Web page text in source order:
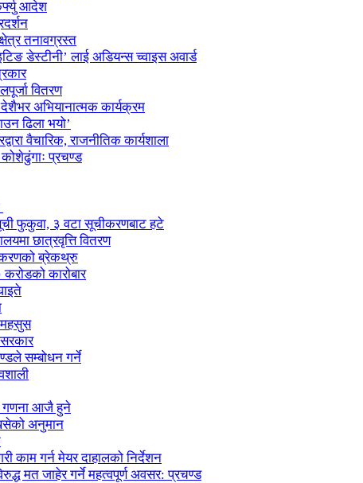
आदेश
तनावग्रस्त
डेस्टीनी’ लाई अडियन्स च्वाइस अवार्ड
वितरण
अभियानात्मक कार्यक्रम
ढिला भयो’
वैचारिक, राजनीतिक कार्यशाला
कोशेढुंगाः प्रचण्ड
फुकुवा, ३ वटा सूचीकरणबाट हटे
छात्रवृत्ति वितरण
ब्रेकथ्रु
कारोबार
महसुस
सम्बोधन गर्ने
गणना आजै हुने
अनुमान
काम गर्न मेयर दाहालको निर्देशन
मत जाहेर गर्ने महत्वपूर्ण अवसर: प्रचण्ड